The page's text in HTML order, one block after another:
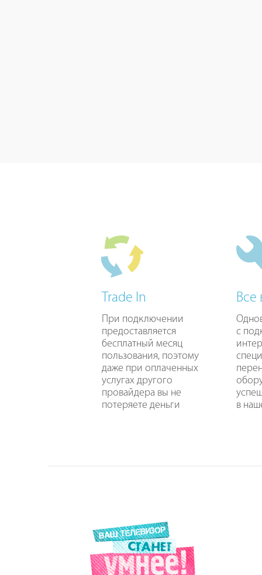
Trade In
При подключении
предоставляется
бесплатный месяц
пользования, поэтому
даже при оплаченных
услугах другого
провайдера вы не
потеряете деньги
Все
с
в